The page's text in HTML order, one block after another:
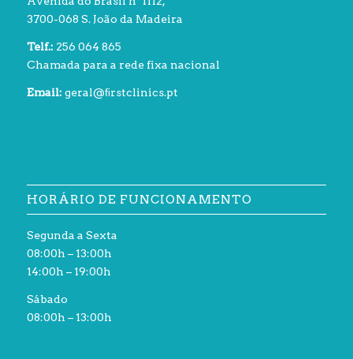
3700-068 S. João da Madeira
Telf.: 256 064 865
Chamada para a rede fixa nacional
Email: geral@ﬁrstclinics.pt
HORÁRIO DE FUNCIONAMENTO
Segunda a Sexta
08:00h – 13:00h
14:00h – 19:00h
Sábado
08:00h – 13:00h